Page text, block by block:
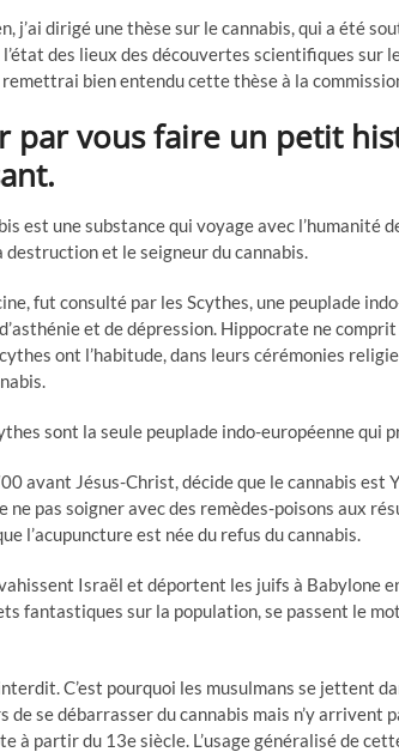
j’ai dirigé une thèse sur le cannabis, qui a été
des lieux des découvertes scientifiques sur
bien entendu cette thèse à la
par vous faire un petit
est une substance qui voyage avec l’humanité
et le seigneur du cannabis.
fut consulté par les Scythes, une peuplade
et de dépression. Hippocrate ne
ont l’habitude, dans leurs cérémonies
sont la seule peuplade indo-européenne qui
avant Jésus-Christ, décide que le cannabis est
ne pas soigner avec des remèdes-poisons aux
l’acupuncture est née du refus du cannabis.
Israël et déportent les juifs à Babylone
fantastiques sur la population, se passent le
C’est pourquoi les musulmans se jettent
se débarrasser du cannabis mais n’y arrivent
à partir du 13e siècle. L’usage généralisé de